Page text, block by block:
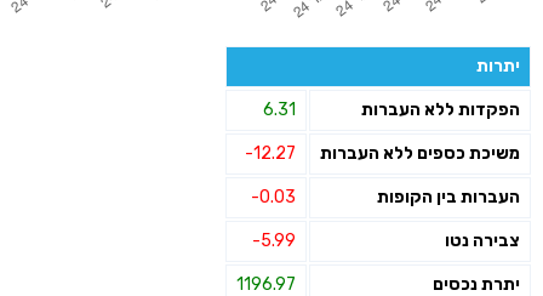
יתרות
הפקדות ללא העברות 6.31
משיכת כספים ללא העברות -12.27
העברות בין הקופות -0.03
צבירה נטו -5.99
יתרת נכסים 1196.97